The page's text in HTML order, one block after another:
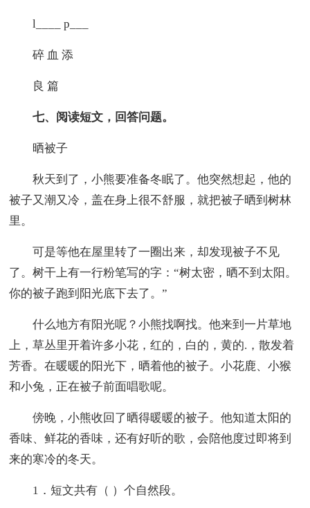
l____ p___
碎 血 添
良 篇
七、阅读短文，回答问题。
晒被子
秋天到了，小熊要准备冬眠了。他突然想起，他的
被子又潮又冷，盖在身上很不舒服，就把被子晒到树林
里。
可是等他在屋里转了一圈出来，却发现被子不见
了。树干上有一行粉笔写的字：“树太密，晒不到太阳。
你的被子跑到阳光底下去了。”
什么地方有阳光呢？小熊找啊找。他来到一片草地
上，草丛里开着许多小花，红的，白的，黄的.，散发着
芳香。在暖暖的阳光下，晒着他的被子。小花鹿、小猴
和小兔，正在被子前面唱歌呢。
傍晚，小熊收回了晒得暖暖的被子。他知道太阳的
香味、鲜花的香味，还有好听的歌，会陪他度过即将到
来的寒冷的冬天。
1．短文共有（ ）个自然段。